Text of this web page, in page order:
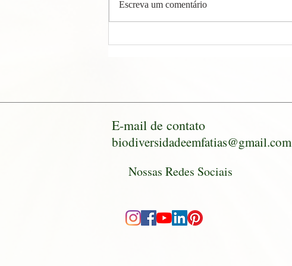
Oficina Planta no Prato
Escreva um comentário
E-mail de contato
biodiversidadeemfatias@gmail.com
Nossas Redes Sociais